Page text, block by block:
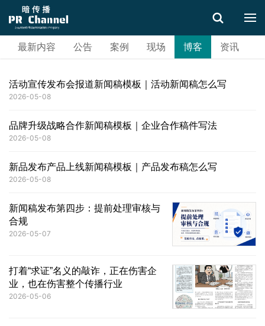
最新内容 公告 案例 现场 博客 资讯
活动宣传发布会报道新闻稿模板｜活动新闻稿怎么写
2026-05-08
品牌升级战略合作新闻稿模板｜企业合作稿件写法
2026-05-08
新品发布产品上线新闻稿模板｜产品发布稿怎么写
2026-05-08
新闻稿发布第四步：提前处理审核与
合规
2026-05-07
打着“求证”名义的敲诈，正在伤害企
业，也在伤害整个传播行业
2026-05-06